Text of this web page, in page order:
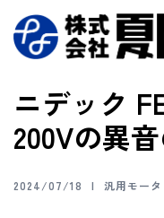
ニデック
200Vの異
2024/07/18 汎用モータ